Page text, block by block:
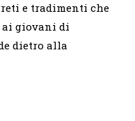
e tradimenti che
ai giovani di
dietro alla